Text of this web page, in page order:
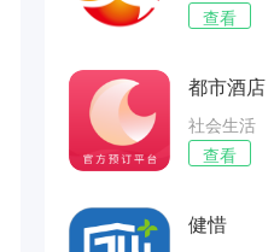
查看
都市酒店
社会生活
27.96MB
查看
健惜